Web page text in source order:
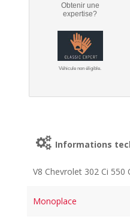
Obtenir une
expertise?
Véhicule non éligible.
Informations
V8 Chevrolet 302 Ci 550
Monoplace